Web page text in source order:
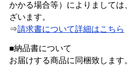
かかる場合等）によりましては
ざいます。
⇒請求書について詳細はこちら
■納品書について
お届けする商品に同梱致します。